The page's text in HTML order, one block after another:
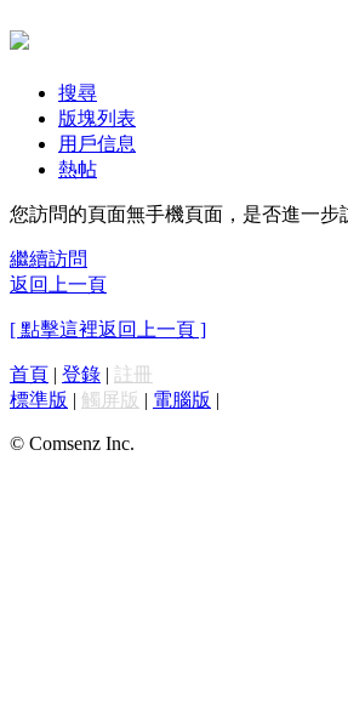
搜尋
版塊列表
用戶信息
熱帖
您訪問的頁面無手機頁面，是否進一步
繼續訪問
返回上一頁
[ 點擊這裡返回上一頁 ]
首頁 | 登錄 | 註冊
標準版 | 觸屏版 | 電腦版 |
© Comsenz Inc.